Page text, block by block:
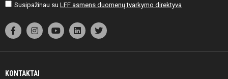
Susipažinau su LFF asmens duomenų tvarkymo direktyva
KONTAKTAI